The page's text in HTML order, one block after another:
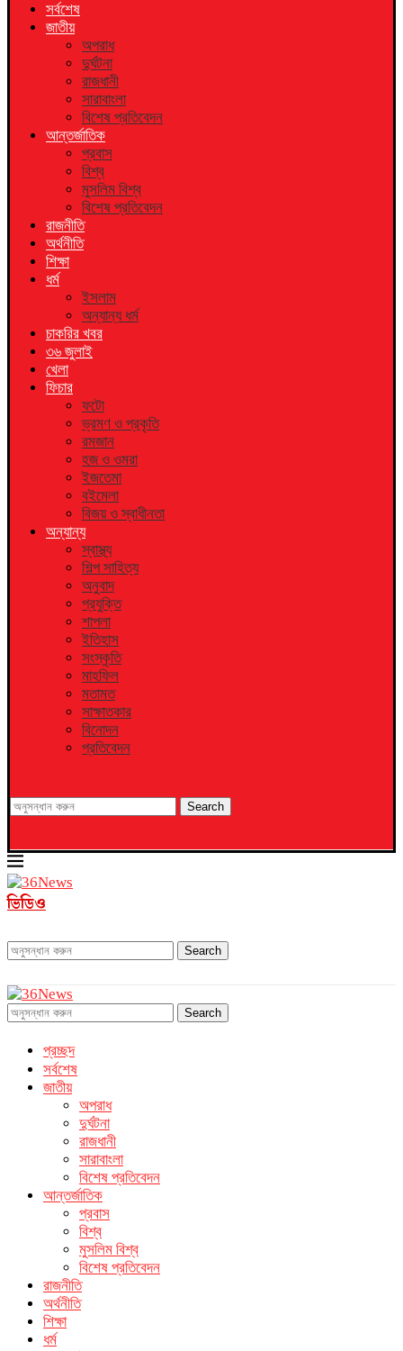
সর্বশেষ
জাতীয়
অপরাধ
দুর্ঘটনা
রাজধানী
সারাবাংলা
বিশেষ প্রতিবেদন
আন্তর্জাতিক
প্রবাস
বিশ্ব
মুসলিম বিশ্ব
বিশেষ প্রতিবেদন
রাজনীতি
অর্থনীতি
শিক্ষা
ধর্ম
ইসলাম
অন্যান্য ধর্ম
চাকরির খবর
৩৬ জুলাই
খেলা
ফিচার
ফটো
ভ্রমণ ও প্রকৃতি
রমজান
হজ ও ওমরা
ইজতেমা
বইমেলা
বিজয় ও স্বাধীনতা
অন্যান্য
স্বাস্থ্য
শিল্প সাহিত্য
অনুবাদ
প্রযুক্তি
শাপলা
ইতিহাস
সংস্কৃতি
মাহফিল
মতামত
সাক্ষাতকার
বিনোদন
প্রতিবেদন
Search
ভিডিও
Search
Search
প্রচ্ছদ
সর্বশেষ
জাতীয়
অপরাধ
দুর্ঘটনা
রাজধানী
সারাবাংলা
বিশেষ প্রতিবেদন
আন্তর্জাতিক
প্রবাস
বিশ্ব
মুসলিম বিশ্ব
বিশেষ প্রতিবেদন
রাজনীতি
অর্থনীতি
শিক্ষা
ধর্ম